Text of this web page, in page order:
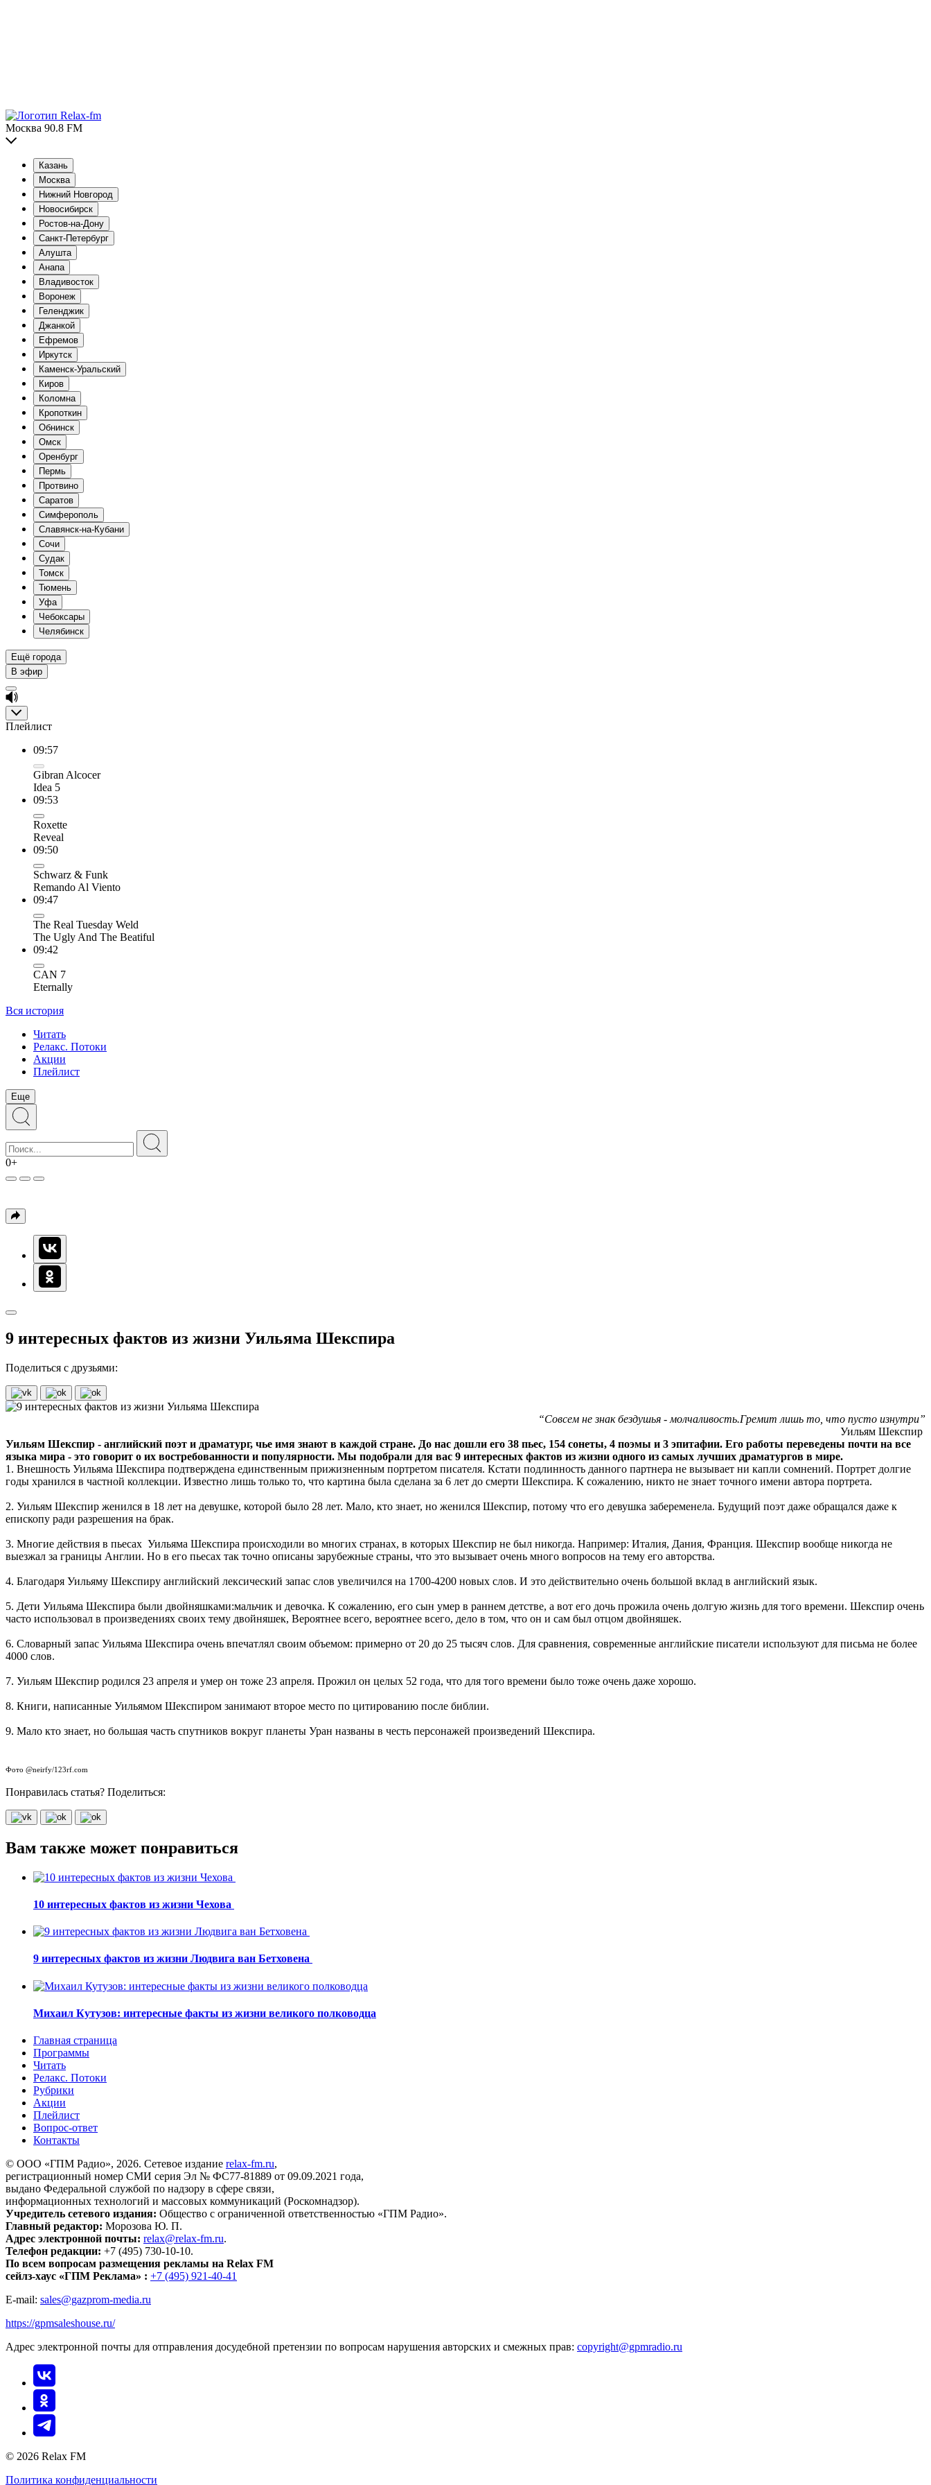
Москва 90.8 FM
Казань
Москва
Нижний Новгород
Новосибирск
Ростов-на-Дону
Санкт-Петербург
Алушта
Анапа
Владивосток
Воронеж
Геленджик
Джанкой
Ефремов
Иркутск
Каменск-Уральский
Киров
Коломна
Кропоткин
Обнинск
Омск
Оренбург
Пермь
Протвино
Саратов
Симферополь
Славянск-на-Кубани
Сочи
Судак
Томск
Тюмень
Уфа
Чебоксары
Челябинск
Ещё города
В эфир
Плейлист
09:57
Gibran Alcocer
Idea 5
09:53
Roxette
Reveal
09:50
Schwarz & Funk
Remando Al Viento
09:47
The Real Tuesday Weld
The Ugly And The Beatiful
09:42
CAN 7
Eternally
Вся история
Читать
Релакс. Потоки
Акции
Плейлист
Еще
0+
9 интересных фактов из жизни Уильяма Шекспира
Поделиться с друзьями:
“Совсем не знак бездушья - молчаливость.Гремит лишь то, что пусто изнутри”
Уильям Шекспир
Уильям Шекспир - английский поэт и драматург, чье имя знают в каждой стране. До нас дошли его 38 пьес, 154 сонеты, 4 поэмы и 3 эпитафии. Его работы переведены почти на все
языка мира - это говорит о их востребованности и популярности. Мы подобрали для вас 9 интересных фактов из жизни одного из самых лучших драматургов в мире.
1. Внешность Уильяма Шекспира подтверждена единственным прижизненным портретом писателя. Кстати подлинность данного партнера не вызывает ни капли сомнений. Портрет долгие
годы хранился в частной коллекции. Известно лишь только то, что картина была сделана за 6 лет до смерти Шекспира. К сожалению, никто не знает точного имени автора портрета.
2. Уильям Шекспир женился в 18 лет на девушке, которой было 28 лет. Мало, кто знает, но женился Шекспир, потому что его девушка забеременела. Будущий поэт даже обращался даже к
епископу ради разрешения на брак.
3. Многие действия в пьесах Уильяма Шекспира происходили во многих странах, в которых Шекспир не был никогда. Например: Италия, Дания, Франция. Шекспир вообще никогда не
выезжал за границы Англии. Но в его пьесах так точно описаны зарубежные страны, что это вызывает очень много вопросов на тему его авторства.
4. Благодаря Уильяму Шекспиру английский лексический запас слов увеличился на 1700-4200 новых слов. И это действительно очень большой вклад в английский язык.
5. Дети Уильяма Шекспира были двойняшками:мальчик и девочка. К сожалению, его сын умер в раннем детстве, а вот его дочь прожила очень долгую жизнь для того времени. Шекспир очень
часто использовал в произведениях своих тему двойняшек, Вероятнее всего, вероятнее всего, дело в том, что он и сам был отцом двойняшек.
6. Словарный запас Уильяма Шекспира очень впечатлял своим объемом: примерно от 20 до 25 тысяч слов. Для сравнения, современные английские писатели используют для письма не более
4000 слов.
7. Уильям Шекспир родился 23 апреля и умер он тоже 23 апреля. Прожил он целых 52 года, что для того времени было тоже очень даже хорошо.
8. Книги, написанные Уильямом Шекспиром занимают второе место по цитированию после библии.
9. Мало кто знает, но большая часть спутников вокруг планеты Уран названы в честь персонажей произведений Шекспира.
Фото @neirfy/123rf.com
Понравилась статья? Поделиться:
Вам также может понравиться
10 интересных фактов из жизни Чехова
9 интересных фактов из жизни Людвига ван Бетховена
Михаил Кутузов: интересные факты из жизни великого полководца
Главная страница
Программы
Читать
Релакс. Потоки
Рубрики
Акции
Плейлист
Вопрос-ответ
Контакты
© ООО «ГПМ Радио», 2026. Сетевое издание relax-fm.ru,
регистрационный номер СМИ серия Эл № ФС77-81889 от 09.09.2021 года,
выдано Федеральной службой по надзору в сфере связи,
информационных технологий и массовых коммуникаций (Роскомнадзор).
Учредитель сетевого издания: Общество с ограниченной ответственностью «ГПМ Радио».
Главный редактор: Морозова Ю. П.
Адрес электронной почты: relax@relax-fm.ru.
Телефон редакции: +7 (495) 730-10-10.
По всем вопросам размещения рекламы на Relax FM
сейлз-хаус «ГПМ Реклама» : +7 (495) 921-40-41
E-mail: sales@gazprom-media.ru
https://gpmsaleshouse.ru/
Адрес электронной почты для отправления досудебной претензии по вопросам нарушения авторских и смежных прав: copyright@gpmradio.ru
© 2026 Relax FM
Политика конфиденциальности